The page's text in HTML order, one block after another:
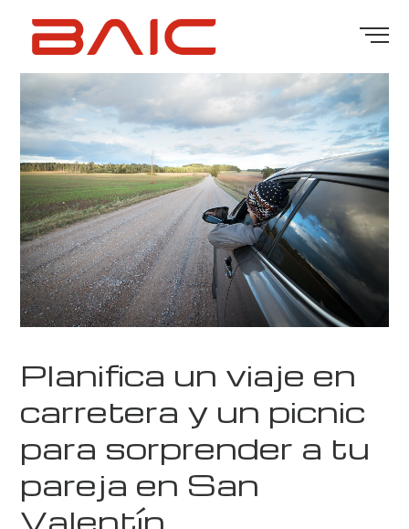
Planifica un viaje en
carretera y un picnic
para sorprender a tu
pareja en San
Valentín